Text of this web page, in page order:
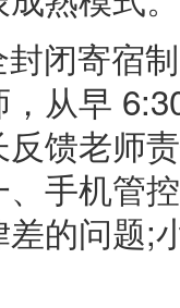
闭寄宿
从早
馈老师
手机管
的问题;